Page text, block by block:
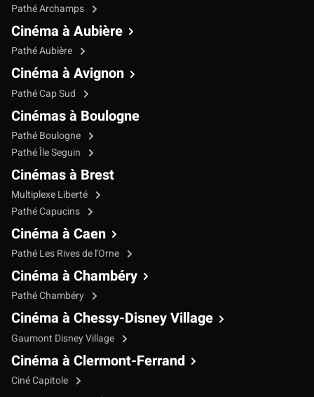
Pathé Archamps
Cinéma à Aubière
Pathé Aubière
Cinéma à Avignon
Pathé Cap Sud
Cinémas à Boulogne
Pathé Boulogne
Pathé Île Seguin
Cinémas à Brest
Multiplexe Liberté
Pathé Capucins
Cinéma à Caen
Pathé Les Rives de l'Orne
Cinéma à Chambéry
Pathé Chambéry
Cinéma à Chessy-Disney Village
Gaumont Disney Village
Cinéma à Clermont-Ferrand
Ciné Capitole